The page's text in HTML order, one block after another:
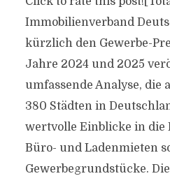
Immobilienverband
kürzlich den Gewerbe-
Jahre 2024 und 2025
umfassende Analyse, die
380 Städten in
wertvolle Einblicke in
Büro- und Ladenmieten
Gewerbegrundstücke.